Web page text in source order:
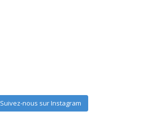
Suivez-nous sur Instagram